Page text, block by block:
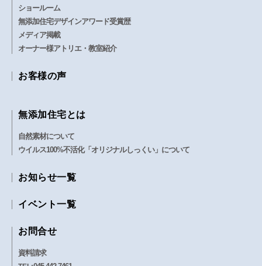
ショールーム
無添加住宅デザインアワード受賞歴
メディア掲載
オーナー様アトリエ・教室紹介
お客様の声
無添加住宅とは
自然素材について
ウイルス100%不活化「オリジナルしっくい」について
お知らせ一覧
イベント一覧
お問合せ
資料請求